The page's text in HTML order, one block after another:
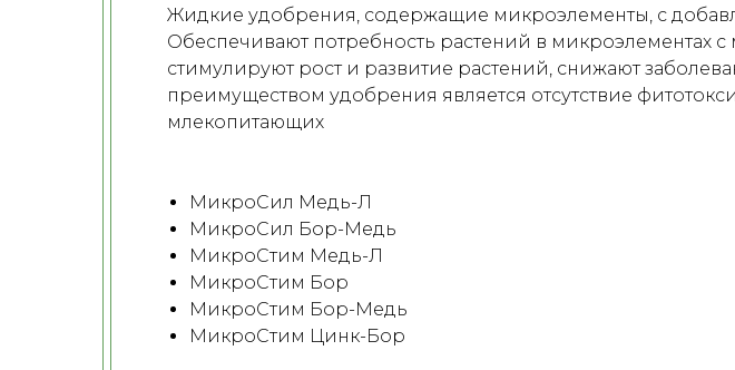
Жидкие удобрения, содержащие микроэлементы, с
Обеспечивают потребность растений в микроэлементах
стимулируют рост и развитие растений, снижают
преимуществом удобрения является отсутствие
млекопитающих
МикроСил Медь-Л
МикроСил Бор-Медь
МикроСтим Медь-Л
МикроСтим Бор
МикроСтим Бор-Медь
МикроСтим Цинк-Бор